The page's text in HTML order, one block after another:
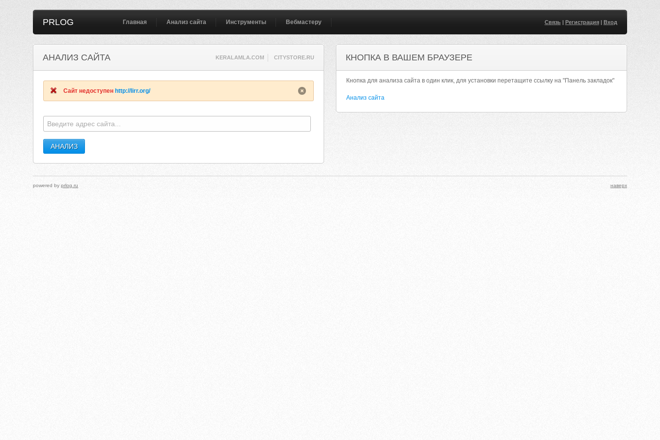
PRLOG Главная Анализ сайта Инструменты Вебмастеру Связь| Регистрация| Вход
АНАЛИЗ САЙТА KERALAMLA.COM CITYSTORE.RU
Сайт недоступен http://lirr.org/
КНОПКА В ВАШЕМ БРАУЗЕРЕ
Кнопка для анализа сайта в один клик, для установки перетащите ссылку на "Панель закладок"
Анализ сайта
powered byprlog.ru наверх